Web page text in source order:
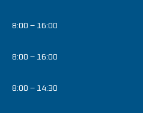
8:00 – 16:00
8:00 – 16:00
8:00 – 14:30